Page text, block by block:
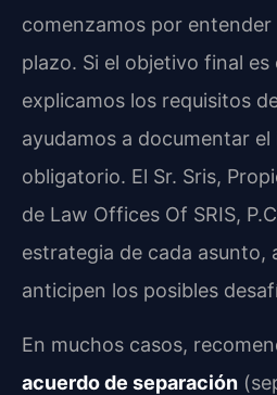
comenzamos por entender
plazo. Si el objetivo final es
explicamos los requisitos
ayudamos a documentar
obligatorio. El Sr. Sris,
de Law Offices Of SRIS,
estrategia de cada asunto,
anticipen los posibles
En muchos casos,
acuerdo de separación